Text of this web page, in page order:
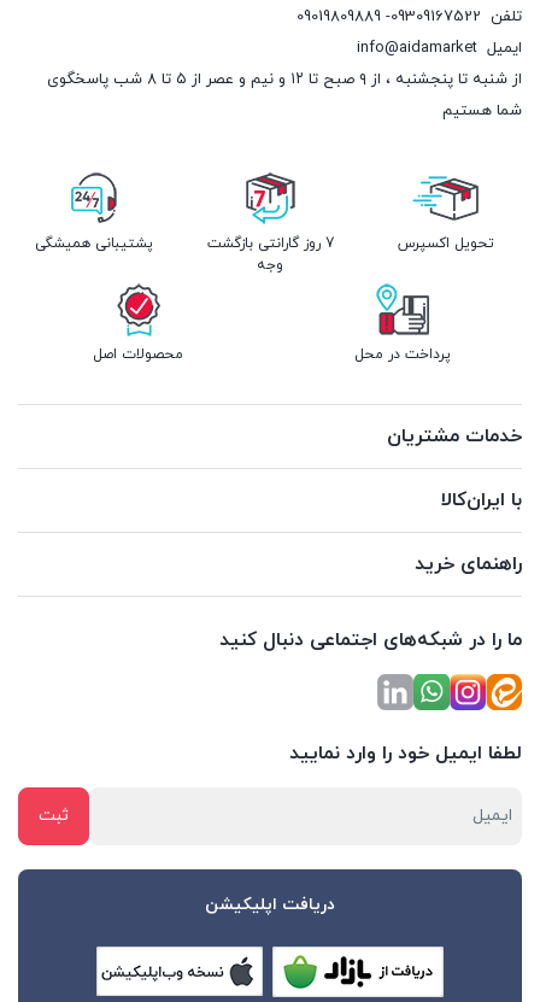
تلفن 09309167522- 09019809889
ایمیل info@aidamarket
از شنبه تا پنجشنبه ، از ۹ صبح تا ۱۲ و نیم و عصر از ۵ تا ۸ شب پاسخگوی
شما هستیم
تحویل اکسپرس
7 روز گارانتی بازگشت
وجه
پشتیبانی همیشگی
پرداخت در محل محصولات اصل
خدمات مشتریان
با ایران‌کالا
راهنمای خرید
ما را در شبکه‌های اجتماعی دنبال کنید
لطفا ایمیل خود را وارد نمایید
دریافت اپلیکیشن